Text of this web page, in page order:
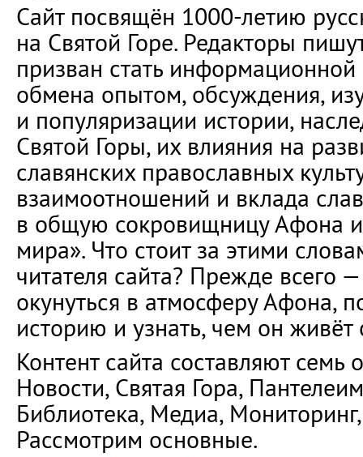
Сайт посвящён 1000-летию
на Святой Горе. Редакторы
призван стать
обмена опытом, обсуждения,
и популяризации истории,
Святой Горы, их влияния на
славянских православных
взаимоотношений и вклада
в общую сокровищницу Афона
мира». Что стоит за этими
читателя сайта? Прежде всего
окунуться в атмосферу Афона,
историю и узнать, чем он живёт
Контент сайта составляют семь
Новости, Святая Гора,
Библиотека, Медиа,
Рассмотрим основные.